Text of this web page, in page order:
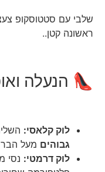
שלבי עם סטטוסקופ
ראשונה קטן..
👠 הנעלה
לוק קלאסי:
גבוהים מעל
לוק דרמטי: נסי